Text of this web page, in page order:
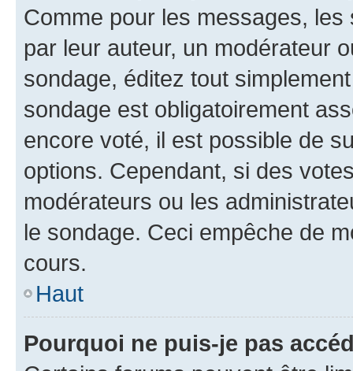
Comme pour les messages,
par leur auteur, un modérateur
sondage, éditez tout
sondage est obligatoirement
encore voté, il est possible de
options. Cependant, si des
modérateurs ou les
le sondage. Ceci empêche de
cours.
Haut
Pourquoi ne puis-je pas